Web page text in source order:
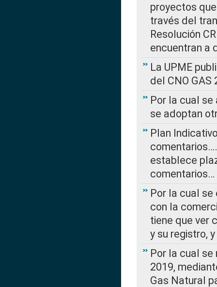
proyectos
través del
Resolución
encuentran a
La UPME
del CNO
Por la cual
se adoptan
Plan
establece
comentarios…
Por la cual
con la
tiene que ver
y su registro,
Por la cual
2019,
Gas Natural